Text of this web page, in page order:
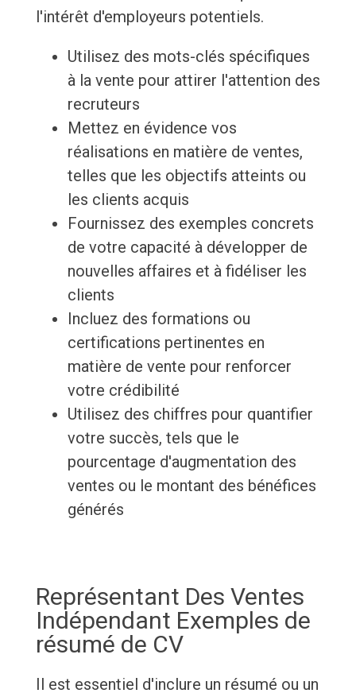
l'intérêt d'employeurs potentiels.
Utilisez des mots-clés spécifiques
à la vente pour attirer l'attention des
recruteurs
Mettez en évidence vos
réalisations en matière de ventes,
telles que les objectifs atteints ou
les clients acquis
Fournissez des exemples concrets
de votre capacité à développer de
nouvelles affaires et à fidéliser les
clients
Incluez des formations ou
certifications pertinentes en
matière de vente pour renforcer
votre crédibilité
Utilisez des chiffres pour quantifier
votre succès, tels que le
pourcentage d'augmentation des
ventes ou le montant des bénéfices
générés
Représentant Des Ventes
Indépendant Exemples de
résumé de CV
Il est essentiel d'inclure un résumé ou un